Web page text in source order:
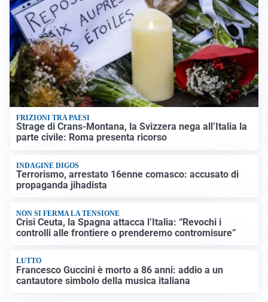
FRIZIONI TRA PAESI
Strage di Crans-Montana, la Svizzera nega all’Italia la
parte civile: Roma presenta ricorso
INDAGINE DIGOS
Terrorismo, arrestato 16enne comasco: accusato di
propaganda jihadista
NON SI FERMA LA TENSIONE
Crisi Ceuta, la Spagna attacca l’Italia: “Revochi i
controlli alle frontiere o prenderemo contromisure”
LUTTO
Francesco Guccini è morto a 86 anni: addio a un
cantautore simbolo della musica italiana